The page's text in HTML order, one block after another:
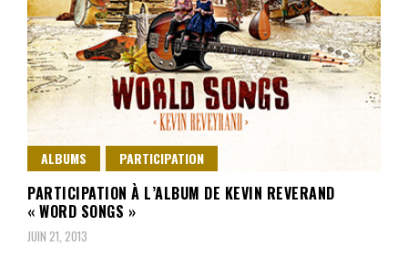
ALBUMS PARTICIPATION
PARTICIPATION À L’ALBUM DE KEVIN REVERAND
« WORD SONGS »
JUIN 21, 2013